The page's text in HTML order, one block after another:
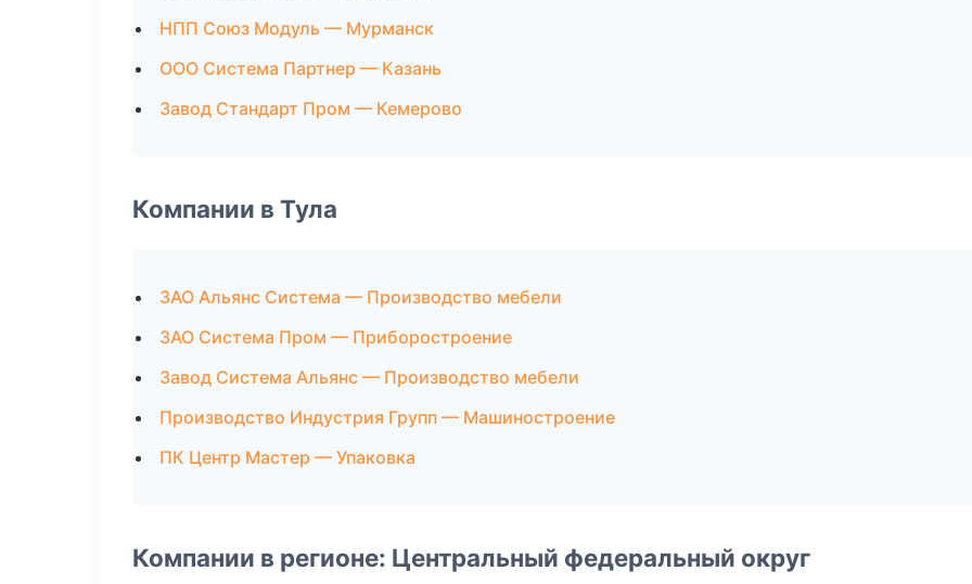
НПП Союз Модуль — Мурманск
ООО Система Партнер — Казань
Завод Стандарт Пром — Кемерово
Компании в Тула
ЗАО Альянс Система — Производство мебели
ЗАО Система Пром — Приборостроение
Завод Система Альянс — Производство мебели
Производство Индустрия Групп — Машиностроение
ПК Центр Мастер — Упаковка
Компании в регионе: Центральный федеральный округ